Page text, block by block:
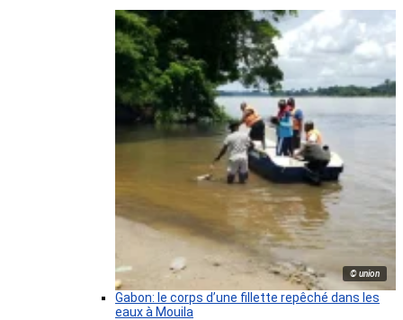
© union
Gabon: le corps d’une fillette repêché dans les
eaux à Mouila